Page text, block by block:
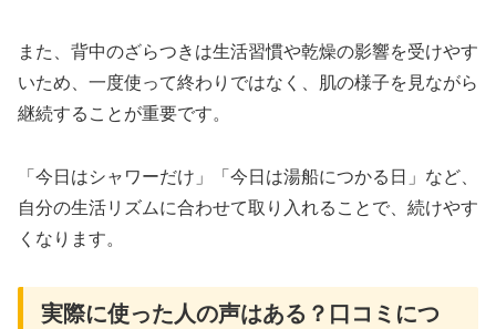
また、背中のざらつきは生活習慣や乾燥の影響を受けやす
いため、一度使って終わりではなく、肌の様子を見ながら
継続することが重要です。
「今日はシャワーだけ」「今日は湯船につかる日」など、
自分の生活リズムに合わせて取り入れることで、続けやす
くなります。
実際に使った人の声はある？口コミにつ